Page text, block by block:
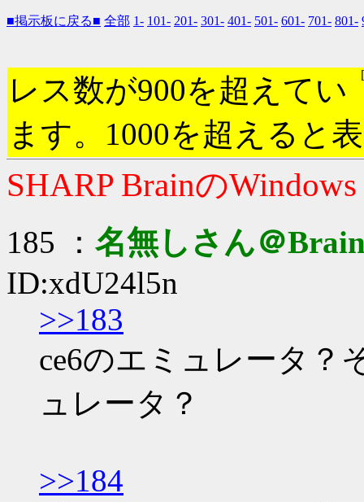
■掲示板に戻る■ 全部 1- 101- 201- 301- 401- 501- 601- 701- 801-
レス数が900を超えてい
ます。1000を超えると
SHARP Brainの
185 ： 名無しさん＠
ID:xdU24l5n
>>183
ce6のエミュレータ？
ュレータ？
>>184